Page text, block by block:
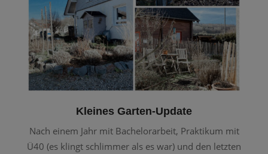
Kleines Garten-Update
Nach einem Jahr mit Bachelorarbeit, Praktikum mit
Ü40 (es klingt schlimmer als es war) und den letzten